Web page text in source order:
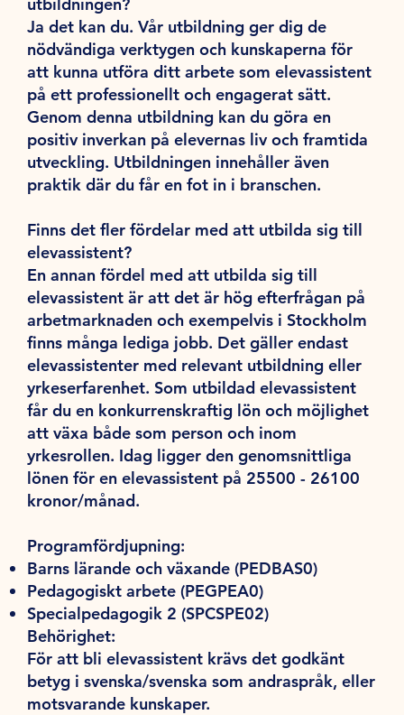
Ja det kan du. Vår utbildning ger dig de
nödvändiga verktygen och kunskaperna för
att kunna utföra ditt arbete som elevassistent
på ett professionellt och engagerat sätt.
Genom denna utbildning kan du göra en
positiv inverkan på elevernas liv och framtida
utveckling. Utbildningen innehåller även
praktik där du får en fot in i branschen.
Finns det fler fördelar med att utbilda sig till
elevassistent?
En annan fördel med att utbilda sig till
elevassistent är att det är hög efterfrågan på
arbetmarknaden och exempelvis i Stockholm
finns många lediga jobb. Det gäller endast
elevassistenter med relevant utbildning eller
yrkeserfarenhet. Som utbildad elevassistent
får du en konkurrenskraftig lön och möjlighet
att växa både som person och inom
yrkesrollen. Idag ligger den genomsnittliga
lönen för en elevassistent på 25500 - 26100
kronor/månad.
Programfördjupning:
Barns lärande och växande (PEDBAS0)
Pedagogiskt arbete (PEGPEA0)
Specialpedagogik 2 (SPCSPE02)
Behörighet:
För att bli elevassistent krävs det godkänt
betyg i svenska/svenska som andraspråk, eller
motsvarande kunskaper.